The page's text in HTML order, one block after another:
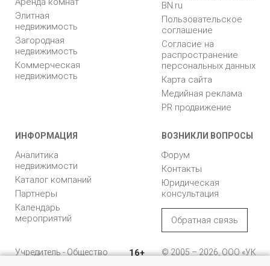
Элитная
недвижимость
Загородная
недвижимость
Коммерческая
недвижимость
BN.ru
Пользовательское
соглашение
Согласие на
распространение
персональных данных
Карта сайта
Медийная реклама
PR продвижение
ИНФОРМАЦИЯ
Аналитика
недвижимости
Каталог компаний
Партнеры
Календарь
мероприятий
ВОЗНИКЛИ ВОПРОСЫ
Форум
Контакты
Юридическая
консультация
Обратная связь
Учредитель - Общество
16+
© 2005 – 2026, ООО «УК